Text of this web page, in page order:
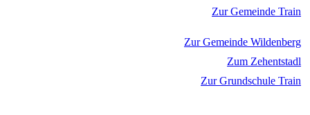
Zur Gemeinde Train
Zur Gemeinde Wildenberg
Zum Zehentstadl
Zur Grundschule Train